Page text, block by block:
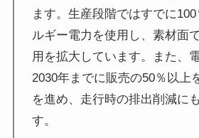
ます。生産段階ではすでに
ルギー電力を使用し、素材面
用を拡大しています。また、
2030年までに販売の50％以上
を進め、走行時の排出削減に
す。